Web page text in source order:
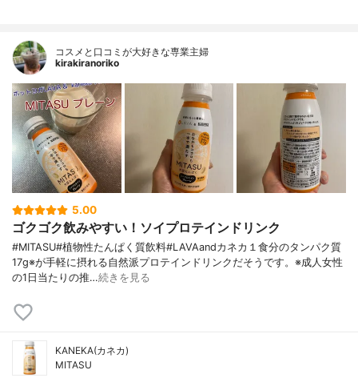
コスメと口コミが大好きな専業主婦
kirakiranoriko
5.00
ゴクゴク飲みやすい！ソイプロテインドリンク
#MITASU#植物性たんぱく質飲料#LAVAandカネカ１食分のタンパク質
17g※が手軽に摂れる自然派プロテインドリンクだそうです。※成人女性
の1日当たりの推…続きを見る
KANEKA(カネカ)
MITASU